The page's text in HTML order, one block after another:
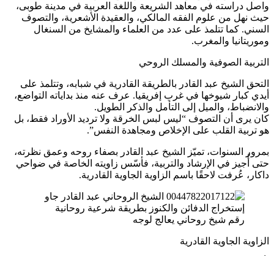
واصل دراسته في معاهد الشريعة واللغة العربية في مدينة طوبى،
حيث نهل من علوم الفقه المالكي، والعقيدة الأشعرية، والتصوف
السني. كما تتلمذ على عدد من العلماء والمشايخ من السنغال
وموريتانيا والمغرب.
التربية الصوفية والمسلك الروحي
التحق الشيخ عبد القادر بالطريقة القادرية في شبابه، وتتلمذ على
أيدي كبار شيوخها في غرب إفريقيا. عرف عنه منذ بداياته التواضع،
والانضباط، والميل إلى التأمل والذكر الطويل.
كان يرى أن التصوف “ليس لبس الخرقة ولا ترديد الأوراد فقط، بل
هو تربية القلب على الإخلاص ومجاهدة النفس”.
بمرور السنوات، تميّز الشيخ عبد القادر بصفاء روحه وعمق نظرته،
حتى أُجيز في الإرشاد والتربية، فأسّس زاويته الخاصة في ضواحي
داكار، عُرفت لاحقًا باسم الزاوية الجاوية القادرية.
رقم شيخ روحاني يعالج لوجه
الزاوية الجاوية القادرية